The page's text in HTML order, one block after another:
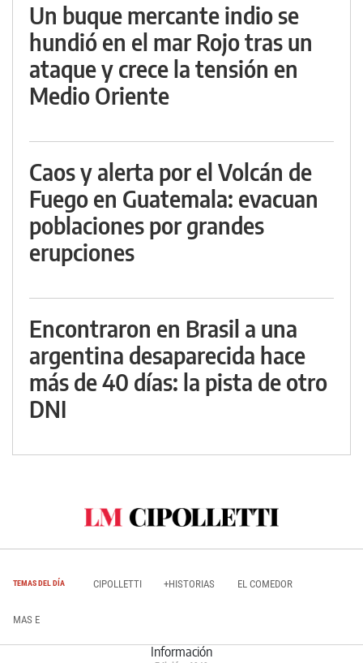
Un buque mercante indio se
hundió en el mar Rojo tras un
ataque y crece la tensión en
Medio Oriente
Caos y alerta por el Volcán de
Fuego en Guatemala: evacuan
poblaciones por grandes
erupciones
Encontraron en Brasil a una
argentina desaparecida hace
más de 40 días: la pista de otro
DNI
TEMAS DEL DÍA CIPOLLETTI +HISTORIAS EL COMEDOR
MAS E
Información